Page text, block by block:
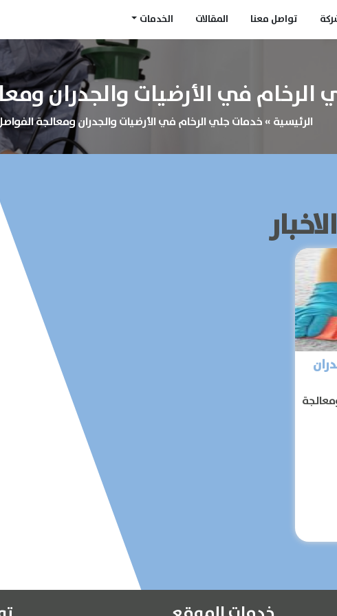
تواصل معنا المقالات الخدمات
في الأرضيات والجدران
الرئيسية»خدمات جلي الرخام في الأرضيات والجدران ومعالجة